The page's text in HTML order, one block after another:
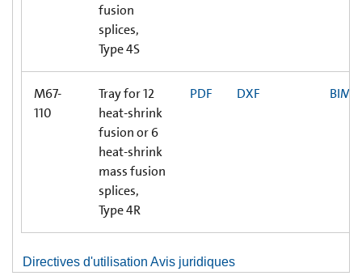
fusion
splices,
Type 4S
M67-
110
Tray for 12
heat-shrink
fusion or 6
heat-shrink
mass fusion
splices,
Type 4R
PDF DXF BIM
Directives d'utilisation Avis juridiques